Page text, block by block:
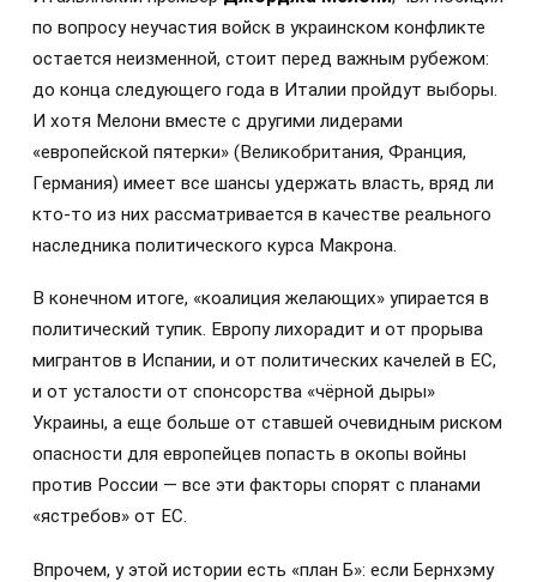
по вопросу неучастия войск в украинском конфликте
остается неизменной, стоит перед важным рубежом:
до конца следующего года в Италии пройдут выборы.
И хотя Мелони вместе с другими лидерами
«европейской пятерки» (Великобритания, Франция,
Германия) имеет все шансы удержать власть, вряд ли
кто-то из них рассматривается в качестве реального
наследника политического курса Макрона.
В конечном итоге, «коалиция желающих» упирается в
политический тупик. Европу лихорадит и от прорыва
мигрантов в Испании, и от политических качелей в ЕС,
и от усталости от спонсорства «чёрной дыры»
Украины, а еще больше от ставшей очевидным риском
опасности для европейцев попасть в окопы войны
против России — все эти факторы спорят с планами
«ястребов» от ЕС.
Впрочем, у этой истории есть «план Б»: если Бернхэму